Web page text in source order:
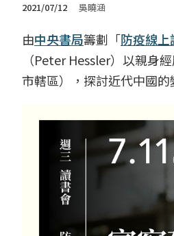
2021/07/12 吳曉涵
由中央書局籌劃「防疫線上
（Peter Hessler）以親身
市轄區），探討近代中國的